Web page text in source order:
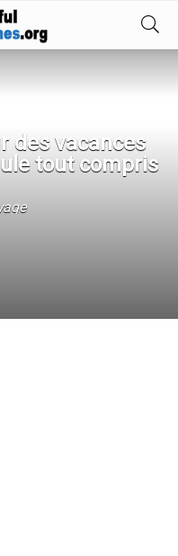
des vacances
tout compris